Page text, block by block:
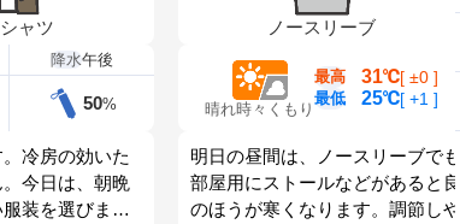
ャツ
降水午後
50%
冷房の効いた
今日は、朝晩
装を選びまし
ノースリーブ
晴れ時々くもり
最高 31℃[ ±0 ]
最低 25℃[ +1 ]
明日の昼間は、ノースリーブで
部屋用にストールなどがあると
のほうが寒くなります。調節し